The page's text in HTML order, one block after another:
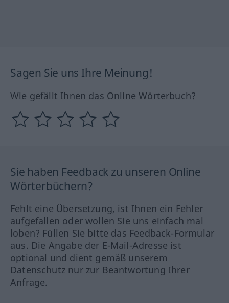
Sagen Sie uns Ihre Meinung!
Wie gefällt Ihnen das Online Wörterbuch?
Sie haben Feedback zu unseren Online
Wörterbüchern?
Fehlt eine Übersetzung, ist Ihnen ein Fehler
aufgefallen oder wollen Sie uns einfach mal
loben? Füllen Sie bitte das Feedback-Formular
aus. Die Angabe der E-Mail-Adresse ist
optional und dient gemäß unserem
Datenschutz nur zur Beantwortung Ihrer
Anfrage.